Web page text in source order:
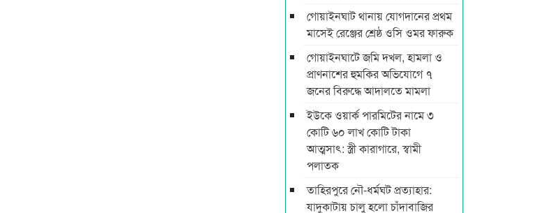
গোয়াইনঘাট থানায় যোগদানের প্রথম
মাসেই রেঞ্জের শ্রেষ্ঠ ওসি ওমর ফারুক
গোয়াইনঘাটে জমি দখল, হামলা ও
প্রাণনাশের হুমকির অভিযোগে ৭
জনের বিরুদ্ধে আদালতে মামলা
ইউকে ওয়ার্ক পারমিটের নামে ৩
কোটি ৬০ লাখ কোটি টাকা
আত্মসাৎ: স্ত্রী কারাগারে, স্বামী
পলাতক
তাহিরপুরে নৌ-ধর্মঘট প্রত্যাহার:
যাদুকাটায় চালু হলো চাঁদাবাজির